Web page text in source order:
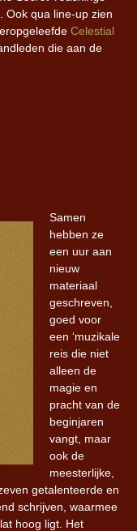
Ook qua line-up zien
Celestial
die aan de
Samen
hebben ze
een uur aan
nieuw
materiaal
geschreven,
goed voor
een ‘muzikale
reis die niet
alleen de
magie en
pracht van de
beginjaren
vangt, maar
ook de
meesterlijke,
getalenteerde en
schrijven, waarmee
hoog ligt. Het